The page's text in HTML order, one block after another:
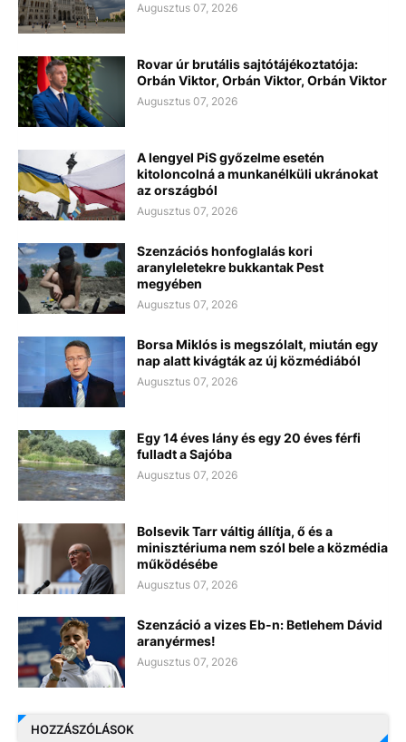
Augusztus 07, 2026
Rovar úr brutális sajtótájékoztatója:
Orbán Viktor, Orbán Viktor, Orbán Viktor
Augusztus 07, 2026
A lengyel PiS győzelme esetén
kitoloncolná a munkanélküli ukránokat
az országból
Augusztus 07, 2026
Szenzációs honfoglalás kori
aranyleletekre bukkantak Pest
megyében
Augusztus 07, 2026
Borsa Miklós is megszólalt, miután egy
nap alatt kivágták az új közmédiából
Augusztus 07, 2026
Egy 14 éves lány és egy 20 éves férfi
fulladt a Sajóba
Augusztus 07, 2026
Bolsevik Tarr váltig állítja, ő és a
minisztériuma nem szól bele a közmédia
működésébe
Augusztus 07, 2026
Szenzáció a vizes Eb-n: Betlehem Dávid
aranyérmes!
Augusztus 07, 2026
HOZZÁSZÓLÁSOK